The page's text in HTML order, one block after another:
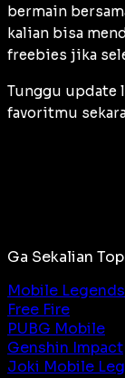
bermain
kalian bisa
freebies jika
Tunggu update
favoritmu
Ga Sekalian
Mobile Legends
Free Fire
PUBG Mobile
Genshin Impact
Joki Mobile